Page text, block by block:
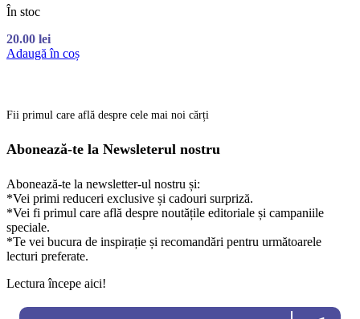
În stoc
20.00 lei
Adaugă în coș
Fii primul care află despre cele mai noi cărți
Abonează-te la Newsleterul nostru
Abonează-te la newsletter-ul nostru și:
*Vei primi reduceri exclusive și cadouri surpriză.
*Vei fi primul care află despre noutățile editoriale și campaniile
speciale.
*Te vei bucura de inspirație și recomandări pentru următoarele
lecturi preferate.
Lectura începe aici!